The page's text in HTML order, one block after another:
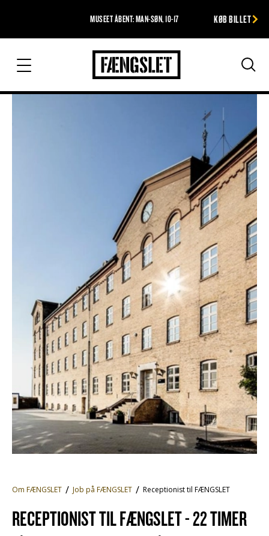
MUSEET ÅBENT: MAN-SØN, 10-17 KØB BILLET
Fængslet
Søg
Om FÆNGSLET Job på FÆNGSLET Receptionist til FÆNGSLET
RECEPTIONIST TIL FÆNGSLET - 22 TIMER